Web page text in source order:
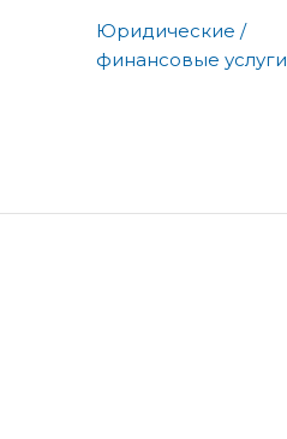
Юридические /
финансовые услуги